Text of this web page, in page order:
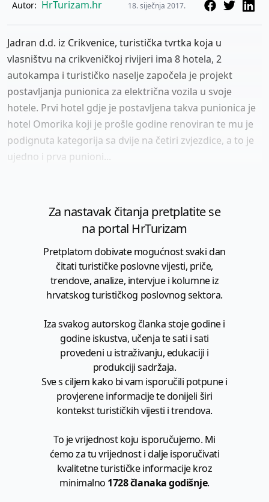
Autor: HrTurizam.hr 18. siječnja 2017.
Jadran d.d. iz Crikvenice, turistička tvrtka koja u
vlasništvu na crikveničkoj rivijeri ima 8 hotela, 2
autokampa i turističko naselje započela je projekt
postavljanja punionica za električna vozila u svoje
hotele. Prvi hotel gdje je postavljena takva punionica je
hotel Omorika koji je prošle godine renoviran te mu je
podignuta kategorija sa dvije na četiri zvjezdice, a to je
ujedno i prva punioni...
Za nastavak čitanja pretplatite se
na portal HrTurizam
Pretplatom dobivate mogućnost svaki dan
čitati turističke poslovne vijesti, priče,
trendove, analize, intervjue i kolumne iz
hrvatskog turističkog poslovnog sektora.
Iza svakog autorskog članka stoje godine i
godine iskustva, učenja te sati i sati
provedeni u istraživanju, edukaciji i
produkciji sadržaja.
Sve s ciljem kako bi vam isporučili potpune i
provjerene informacije te donijeli širi
kontekst turističkih vijesti i trendova.
To je vrijednost koju isporučujemo. Mi
ćemo za tu vrijednost i dalje isporučivati
kvalitetne turističke informacije kroz
minimalno 1728 članaka godišnje.